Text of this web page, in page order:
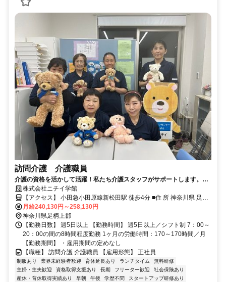
訪問介護 介護職員
介護の資格を活かして活躍！私たち介護スタッフがサポートします。ニ
チイでお仕事を始めてみませんか？
株式会社ニチイ学館
【アクセス】 小田急小田原線新松田駅 徒歩4分 ■住 所 神奈川県 足柄
上郡松田町 松田惣領1181-7102号室 ■アクセス 小田急小田原線新松
田駅 徒歩4分
月給240,130円～258,130円
神奈川県足柄上郡
【勤務日数】 週5日以上 【勤務時間】 週5日以上／シフト制 7：00～
20：00の間の8時間程度勤務 1ヶ月の労働時間：170～170時間／月
【勤務期間】 ・雇用期間の定めなし
【職種】 訪問介護 介護職員 【雇用形態】 正社員
制服あり 業界未経験者歓迎 育休延長あり ランチタイム
無料研修
主婦・主夫歓迎
資格取得支援あり 長期 フリーター歓迎
社会保険あり
産休・育休取得実績あり
早朝 午後 学歴不問
スタートアップ研修あり